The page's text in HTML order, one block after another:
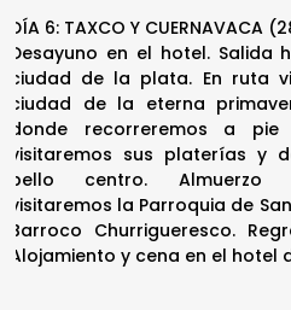
6: TAXCO Y CUERNAVACA (28
en el hotel. Salida
de la plata. En ruta
de la eterna
recorreremos a pie
sus platerías y
centro. Almuerzo
la Parroquia de
Churrigueresco.
y cena en el hotel